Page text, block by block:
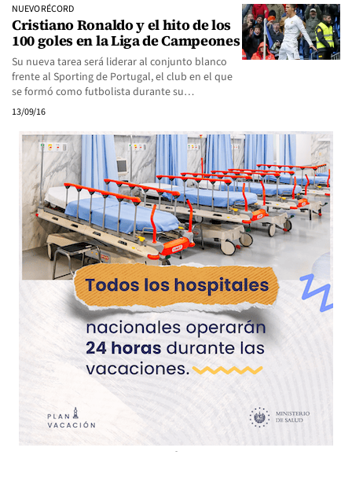
NUEVO RÉCORD
Cristiano Ronaldo y el hito de los
100 goles en la Liga de Campeones
Su nueva tarea será liderar al conjunto blanco
frente al Sporting de Portugal, el club en el que
se formó como futbolista durante su…
13/09/16